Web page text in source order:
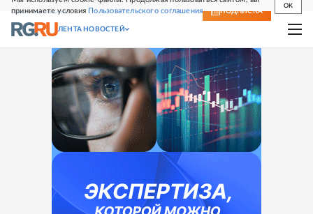
принимаете условия Пользовательского соглашения
OK
СВЕЖИЙ НОМЕР ПОДПИСКА
ЛЕНТА НОВОСТЕЙ